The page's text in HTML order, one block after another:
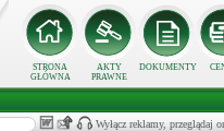
STRONA
GŁÓWNA
AKTY
PRAWNE
DOKUMENTY
Wyłącz reklamy, przeglądaj